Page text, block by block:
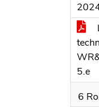
5.e
6